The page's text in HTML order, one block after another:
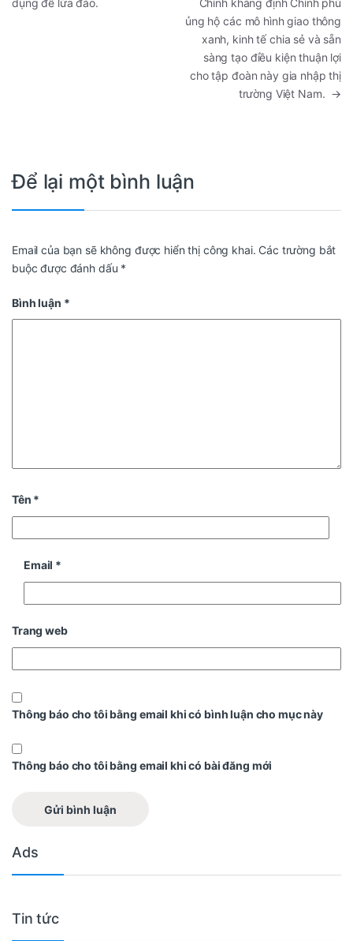
dụng để lừa đảo.
Chính khẳng định Chính phủ
ủng hộ các mô hình giao thông
xanh, kinh tế chia sẻ và sẵn
sàng tạo điều kiện thuận lợi
cho tập đoàn này gia nhập thị
trường Việt Nam. →
Để lại một bình luận
Email của bạn sẽ không được hiển thị công khai. Các trường bắt
buộc được đánh dấu *
Bình luận *
Tên *
Email *
Trang web
Thông báo cho tôi bằng email khi có bình luận cho mục này
Thông báo cho tôi bằng email khi có bài đăng mới
Ads
Tin tức